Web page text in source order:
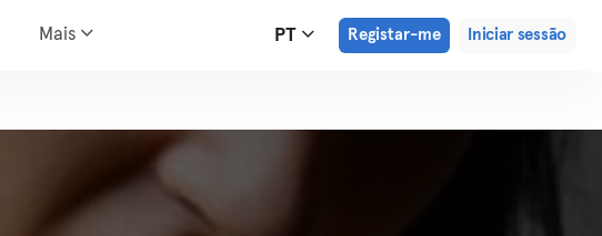
Mais PT Registar-me Iniciar sessão